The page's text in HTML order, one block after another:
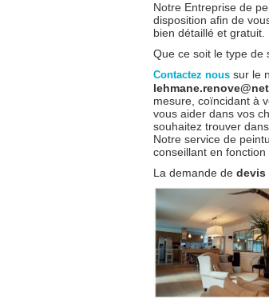
Notre Entreprise de
disposition afin de
bien détaillé et gratuit.
Que ce soit le type de
Contactez nous sur le
mesure, coïncidant à
vous aider dans vos
souhaitez trouver
Notre service de
conseillant en
La demande de devis